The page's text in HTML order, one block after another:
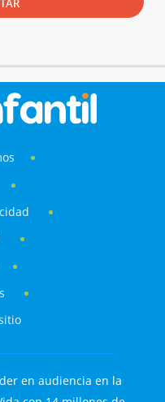
en audiencia en la